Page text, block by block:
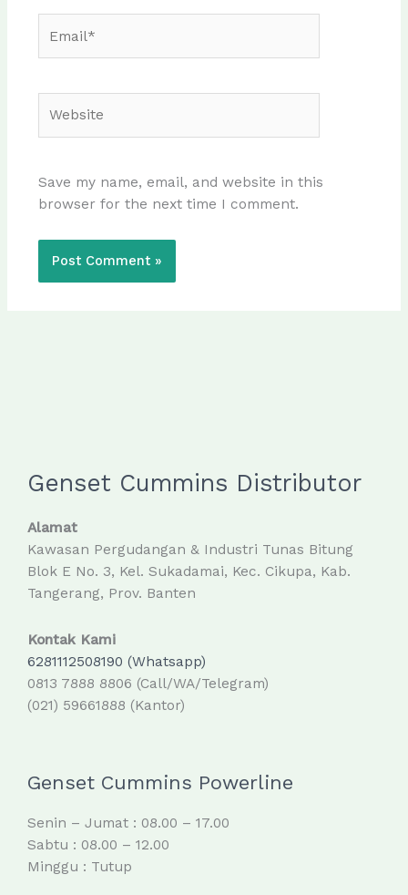
Save my name, email, and website in this
browser for the next time I comment.
Genset Cummins Distributor
Alamat
Kawasan Pergudangan & Industri Tunas Bitung
Blok E No. 3, Kel. Sukadamai, Kec. Cikupa, Kab.
Tangerang, Prov. Banten
Kontak Kami
6281112508190 (Whatsapp)
0813 7888 8806 (Call/WA/Telegram)
(021) 59661888 (Kantor)
Genset Cummins Powerline
Senin – Jumat : 08.00 – 17.00
Sabtu : 08.00 – 12.00
Minggu : Tutup